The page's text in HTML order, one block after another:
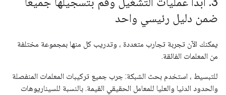
ضمن دليل رئيسي واحد
يمكنك الآن تجربة تجارب متعددة ، وتدريب كل منها بمجموعة مختلفة
من المعلمات الفائقة.
للتبسيط ، استخدم بحث الشبكة: جرب جميع تركيبات المعلمات المنفصلة
والحدود الدنيا والعليا للمعامل الحقيقي القيمة. بالنسبة للسيناريوهات